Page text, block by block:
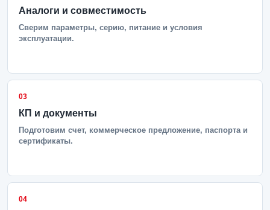
Аналоги и совместимость
Сверим параметры, серию, питание и условия
эксплуатации.
03
КП и документы
Подготовим счет, коммерческое предложение, паспорта и
сертификаты.
04